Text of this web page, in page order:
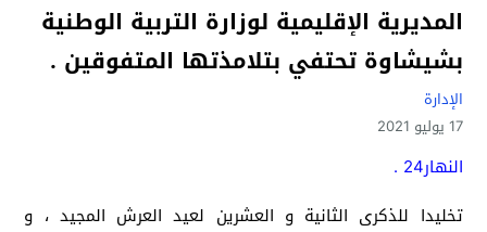
المديرية الإقليمية لوزارة التربية الوطنية
بشيشاوة تحتفي بتلامذتها المتفوقين .
الإدارة
17 يوليو 2021
النهار24 .
تخليدا للذكرى الثانية و العشرين لعيد العرش المجيد ، و